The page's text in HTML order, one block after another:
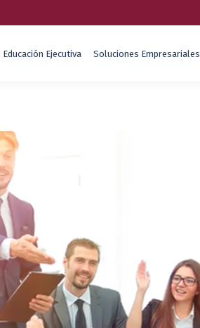
Educación Ejecutiva Soluciones Empresariales